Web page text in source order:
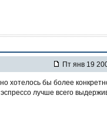
Пт янв 19
хотелось бы более
лучше всего